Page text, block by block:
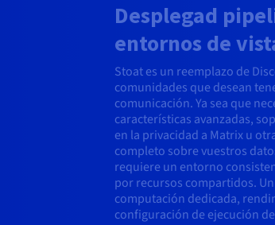
Desplegad
entornos de
Stoat es un reemplazo de
comunidades que desean
comunicación. Ya sea que
características avanzadas,
en la privacidad a Matrix u
completo sobre vuestros
requiere un entorno
por recursos compartidos.
computación dedicada,
configuración de ejecución